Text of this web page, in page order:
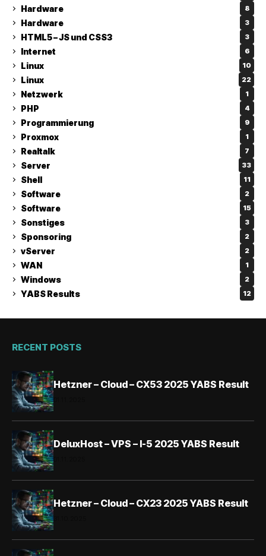
Hardware 8
Hardware 3
HTML5 – JS und CSS3 3
Internet 6
Linux 10
Linux 22
Netzwerk 1
PHP 4
Programmierung 9
Proxmox 1
Realtalk 7
Server 33
Shell 11
Software 2
Software 15
Sonstiges 3
Sponsoring 2
vServer 2
WAN 1
Windows 2
YABS Results 12
RECENT POSTS
Hetzner – Cloud – CX53 2025 YABS Result
DeluxHost – VPS – I-5 2025 YABS Result
Hetzner – Cloud – CX23 2025 YABS Result